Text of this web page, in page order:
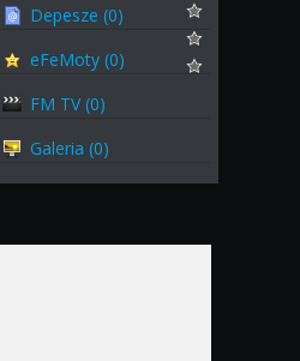
Depesze (0)
eFeMoty (0)
FM TV (0)
Galeria (0)